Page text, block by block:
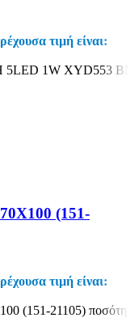
τιμή είναι:
1W XYD553 BNG
(151-
τιμή είναι:
21105) ποσότητα